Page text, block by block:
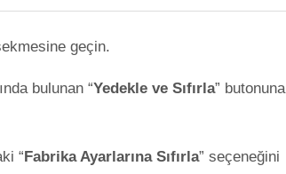
geçin.
bulunan “Yedekle ve Sıfırla” butonuna
“ Fabrika Ayarlarına Sıfırla” seçeneğini